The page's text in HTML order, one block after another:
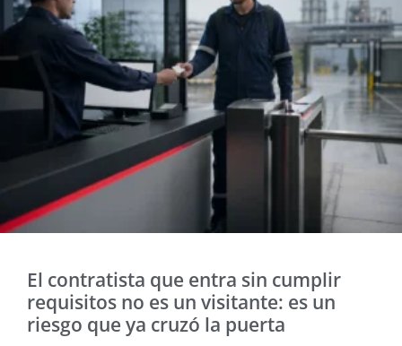
El contratista que entra sin cumplir
requisitos no es un visitante: es un
riesgo que ya cruzó la puerta